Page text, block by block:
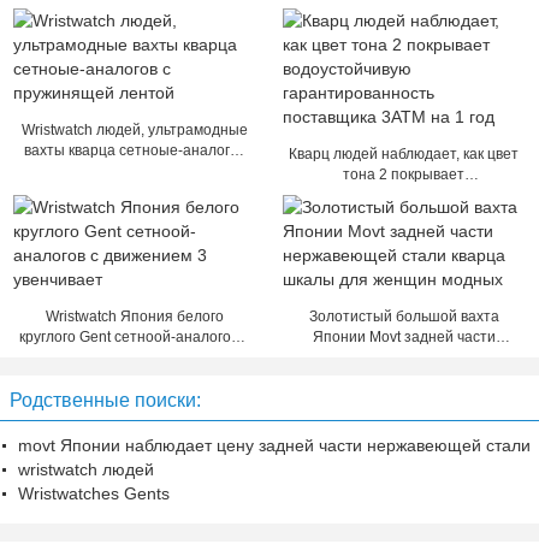
Wristwatch людей, ультрамодные
вахты кварца сетноые-аналогов
Кварц людей наблюдает, как цвет
тона 2 покрывает
гарантированность поставщика
3ATM на 1 год
Wristwatch Япония белого
круглого Gent сетноой-аналогов с
Золотистый большой вахта
Японии Movt задней части
Родственные поиски:
movt Японии наблюдает цену задней части нержавеющей стали
wristwatch людей
Wristwatches Gents